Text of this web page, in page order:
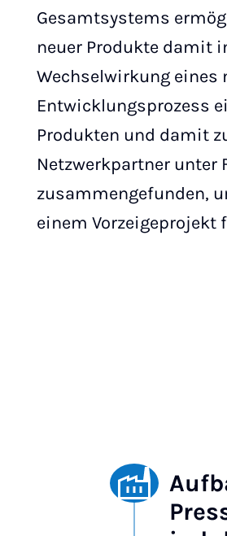
Gesamtsystems
neuer Produkte damit
Wechselwirkung eines
Entwicklungsprozess
Produkten und damit
Netzwerkpartner unter
zusammengefunden,
einem Vorzeigeprojekt